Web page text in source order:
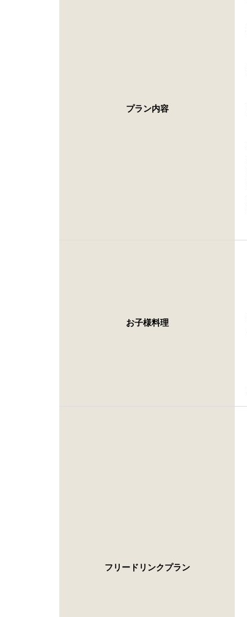
プラン内容
お子様料理
フリードリンクプラン